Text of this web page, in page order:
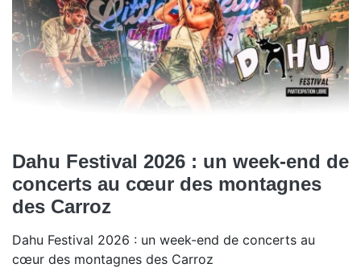
Dahu Festival 2026 : un week-end de
concerts au cœur des montagnes
des Carroz
Dahu Festival 2026 : un week-end de concerts au
cœur des montagnes des Carroz